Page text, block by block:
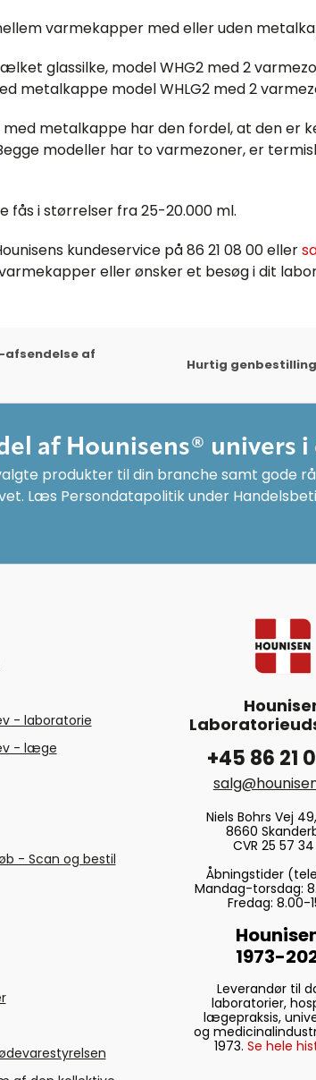
varmekapper med eller uden
glassilke, model WHG2 med 2
metalkappe model WHLG2 med 2
metalkappe har den fordel, at den er
modeller har to varmezoner, er
fås i størrelser fra 25-20.000 ml.
kundeservice på 86 21 08 00 eller
eller ønsker et besøg i dit
af
Hurtig genbestilling
af Hounisens® univers i
produkter til din branche samt gode
Læs Persondatapolitik under
- laboratorie
- læge
- Scan og bestil
+45 86 21
Niels Bohrs Vej
8660
CVR 25 57
Åbningstider
Mandag-torsdag:
Fredag: 8.00-
1973-
Leverandør til
laboratorier,
lægepraksis,
og
1973. Se hele